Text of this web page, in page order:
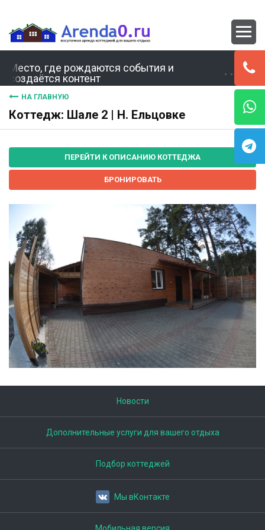
Место, где рождаются события и
создаётся контент
НА ГЛАВНУЮ
Коттедж: Шале 2 | Н. Ельцовке
ПЕРЕЙТИ К ОПИСАНИЮ КОТТЕДЖА
БРОНИРОВАТЬ
Новости
Дополнительные услуги для вашего отдыха
Подбор коттеджей
Мы вКонтакте